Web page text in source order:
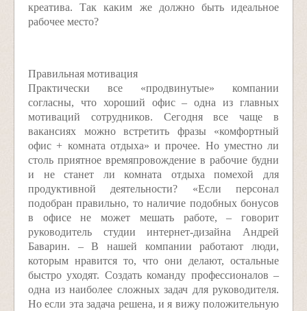
креатива. Так каким же должно быть идеальное
рабочее место?
Правильная мотивация
Практически все «продвинутые» компании
согласны, что хороший офис – одна из главных
мотиваций сотрудников. Сегодня все чаще в
вакансиях можно встретить фразы «комфортный
офис + комната отдыха» и прочее. Но уместно ли
столь приятное времяпровождение в рабочие будни
и не станет ли комната отдыха помехой для
продуктивной деятельности? «Если персонал
подобран правильно, то наличие подобных бонусов
в офисе не может мешать работе, – говорит
руководитель студии интернет-дизайна Андрей
Баварин. – В нашей компании работают люди,
которым нравится то, что они делают, остальные
быстро уходят. Создать команду профессионалов –
одна из наиболее сложных задач для руководителя.
Но если эта задача решена, и я вижу положительную